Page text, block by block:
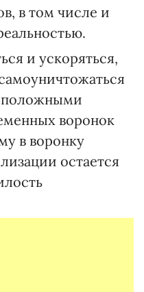
в том числе и
и ускоряться,
воронок
в воронку
остается